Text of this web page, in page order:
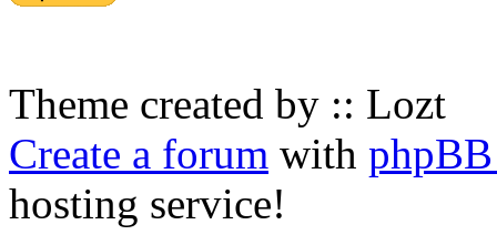
Theme created by :: Lozt
Create a forum with
hosting service!